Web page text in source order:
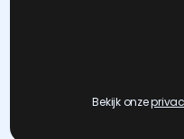
Bekijk onze